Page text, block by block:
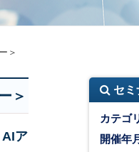
＞
＞
AIア
セミ
カテゴ
開催年月